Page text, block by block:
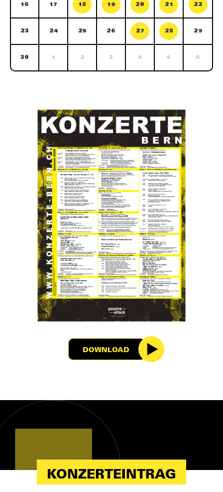
16 17 18 19 20 21 22
23 24 25 26 27 28 29
30 1 2 3 4 5 6
DOWNLOAD
KONZERTEINTRAG